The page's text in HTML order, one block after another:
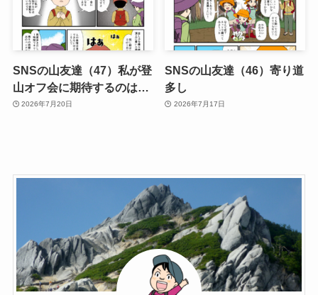
SNSの山友達（47）私が登
山オフ会に期待するのは…
2026年7月20日
SNSの山友達（46）寄り道
多し
2026年7月17日